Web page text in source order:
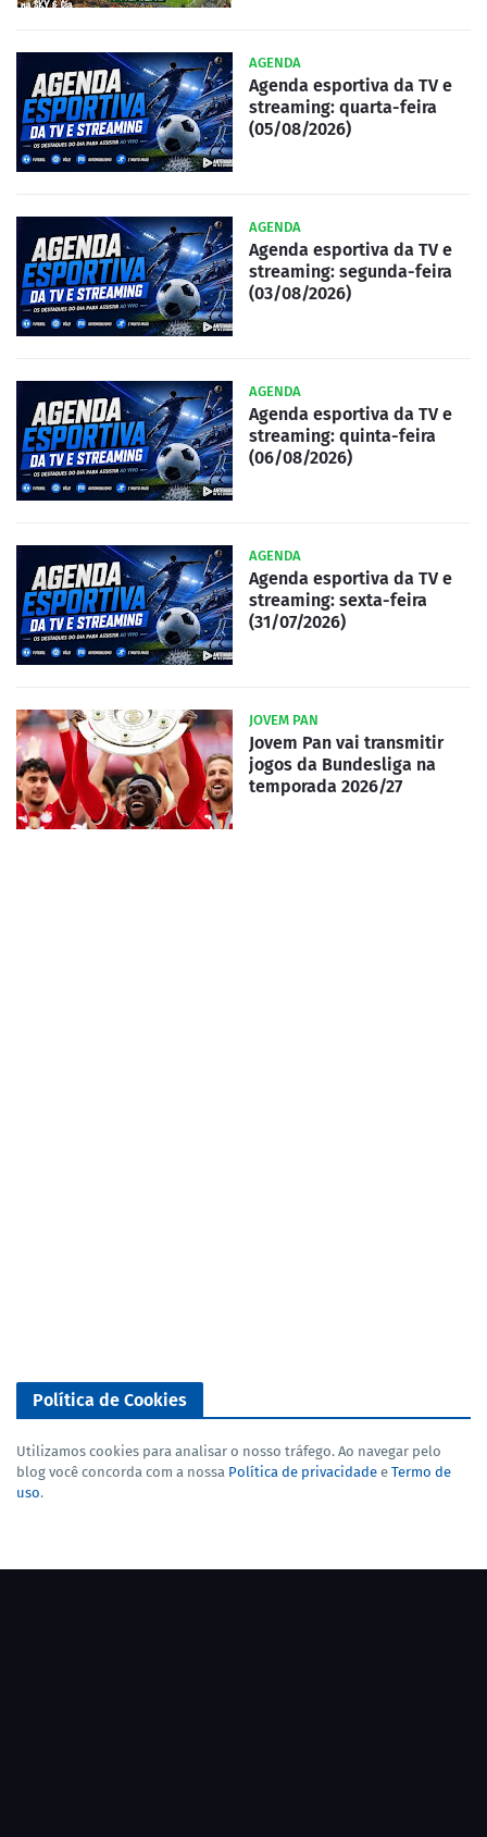
AGENDA
Agenda esportiva da TV e
streaming: quarta-feira
(05/08/2026)
AGENDA
Agenda esportiva da TV e
streaming: segunda-feira
(03/08/2026)
AGENDA
Agenda esportiva da TV e
streaming: quinta-feira
(06/08/2026)
AGENDA
Agenda esportiva da TV e
streaming: sexta-feira
(31/07/2026)
JOVEM PAN
Jovem Pan vai transmitir
jogos da Bundesliga na
temporada 2026/27
Política de Cookies
Utilizamos cookies para analisar o nosso tráfego. Ao navegar pelo
blog você concorda com a nossa Política de privacidade e Termo de
uso.